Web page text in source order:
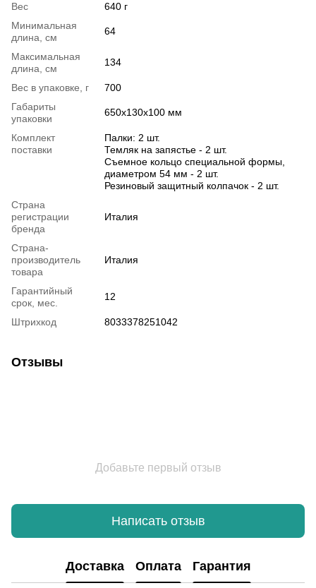
Вес
640 г
Минимальная
длина, см
64
Максимальная
длина, см
134
Вес в упаковке, г
700
Габариты
упаковки
650х130х100 мм
Комплект
поставки
Палки: 2 шт.
Темляк на запястье - 2 шт.
Съемное кольцо специальной формы,
диаметром 54 мм - 2 шт.
Резиновый защитный колпачок - 2 шт.
Страна
регистрации
бренда
Италия
Страна-
производитель
товара
Италия
Гарантийный
срок, мес.
12
Штрихкод 8033378251042
Отзывы
Добавьте первый отзыв
Написать отзыв
Доставка Оплата Гарантия